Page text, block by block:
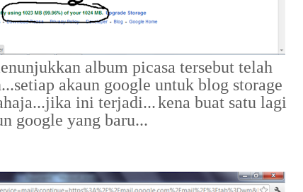
album picasa tersebut telah
akaun google untuk blog storage
ini terjadi...kena buat satu lagi
google yang baru...